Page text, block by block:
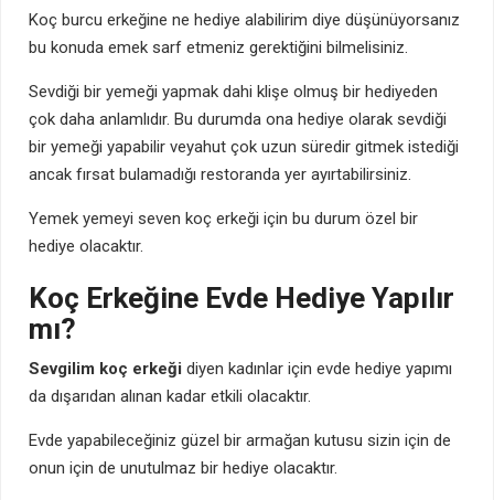
Koç burcu erkeğine ne hediye alabilirim diye düşünüyorsanız
bu konuda emek sarf etmeniz gerektiğini bilmelisiniz.
Sevdiği bir yemeği yapmak dahi klişe olmuş bir hediyeden
çok daha anlamlıdır. Bu durumda ona hediye olarak sevdiği
bir yemeği yapabilir veyahut çok uzun süredir gitmek istediği
ancak fırsat bulamadığı restoranda yer ayırtabilirsiniz.
Yemek yemeyi seven koç erkeği için bu durum özel bir
hediye olacaktır.
Koç Erkeğine Evde Hediye Yapılır
mı?
Sevgilim koç erkeği diyen kadınlar için evde hediye yapımı
da dışarıdan alınan kadar etkili olacaktır.
Evde yapabileceğiniz güzel bir armağan kutusu sizin için de
onun için de unutulmaz bir hediye olacaktır.